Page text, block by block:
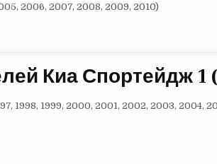
2006, 2007, 2008, 2009, 2010)
Киа Спортейдж 1
1998, 1999, 2000, 2001, 2002, 2003, 2004,